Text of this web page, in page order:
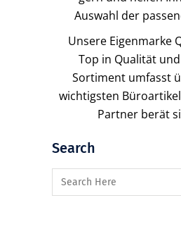
Auswahl der
Unsere Eigenmarke
Top in Qualität
Sortiment umfasst
wichtigsten
Partner berät
Search